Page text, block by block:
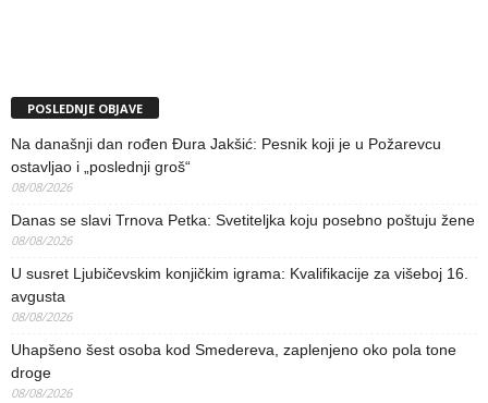
POSLEDNJE OBJAVE
Na današnji dan rođen Đura Jakšić: Pesnik koji je u Požarevcu
ostavljao i „poslednji groš“
08/08/2026
Danas se slavi Trnova Petka: Svetiteljka koju posebno poštuju žene
08/08/2026
U susret Ljubičevskim konjičkim igrama: Kvalifikacije za višeboj 16.
avgusta
08/08/2026
Uhapšeno šest osoba kod Smedereva, zaplenjeno oko pola tone
droge
08/08/2026